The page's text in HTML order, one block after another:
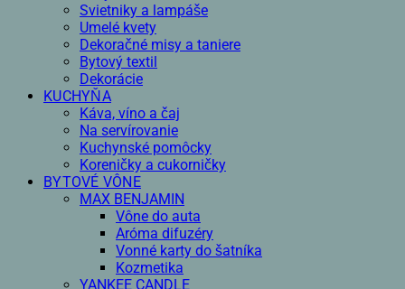
Svietniky a lampáše
Umelé kvety
Dekoračné misy a taniere
Bytový textil
Dekorácie
KUCHYŇA
Káva, víno a čaj
Na servírovanie
Kuchynské pomôcky
Koreničky a cukorničky
BYTOVÉ VÔNE
MAX BENJAMIN
Vône do auta
Aróma difuzéry
Vonné karty do šatníka
Kozmetika
YANKEE CANDLE